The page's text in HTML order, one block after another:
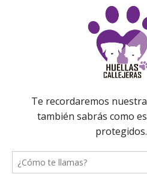
Amazon desde ahí, tu compra será
para ti.